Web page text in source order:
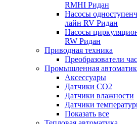
RMHI Ридан
Насосы
лайн RV Ридан
Насосы
RW Ридан
Приводная техника
Преобразователи
Промышленная
Аксессуары
Датчики CO2
Датчики влажности
Датчики
Показать все